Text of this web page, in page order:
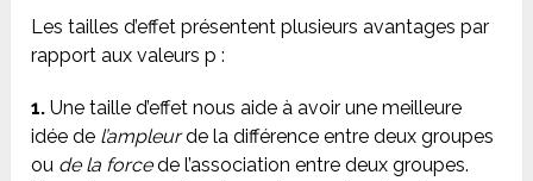
Les tailles d’effet présentent plusieurs avantages par
rapport aux valeurs p :
1. Une taille d’effet nous aide à avoir une meilleure
idée de l’ampleurde la différence entre deux groupes
ou de la forcede l’association entre deux groupes.